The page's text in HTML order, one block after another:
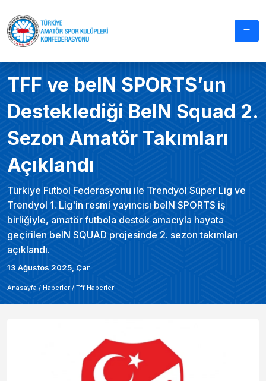
TFF ve beIN SPORTS’un
Desteklediği BeIN Squad 2.
Sezon Amatör Takımları
Açıklandı
Türkiye Futbol Federasyonu ile Trendyol Süper Lig ve
Trendyol 1. Lig'in resmi yayıncısı beIN SPORTS iş
birliğiyle, amatör futbola destek amacıyla hayata
geçirilen beIN SQUAD projesinde 2. sezon takımları
açıklandı.
13 Ağustos 2025, Çar
Anasayfa / Haberler / Tff Haberleri